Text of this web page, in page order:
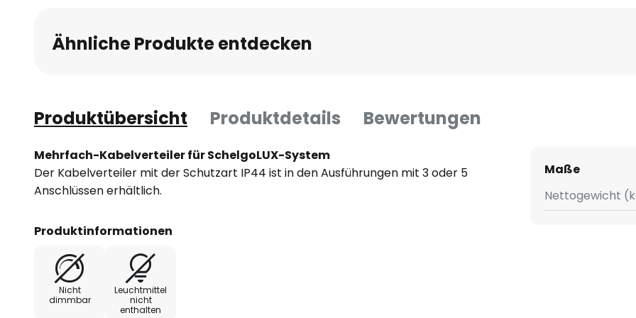
Ähnliche Produkte entdecken
Produktübersicht Produktdetails Bewertungen
Mehrfach-Kabelverteiler für SchelgoLUX-System
Der Kabelverteiler mit der Schutzart IP44 ist in den Ausführungen mit 3 oder 5
Anschlüssen erhältlich.
Produktinformationen
Nicht
dimmbar
Leuchtmittel
nicht
enthalten
Maße
Nettogewicht